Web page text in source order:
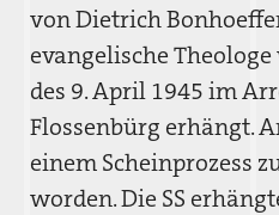
von Dietrich
evangelische
des 9. April 1945 im
Flossenbürg erhängt.
einem Scheinprozess
worden. Die SS